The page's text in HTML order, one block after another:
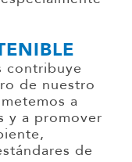
contribuye
de nuestro
a
y a promover
de